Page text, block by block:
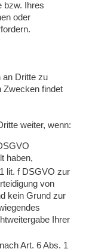
bzw. Ihres
oder
an Dritte zu
Zwecken findet
weiter, wenn:
haben,
lit. f DSGVO zur
von
kein Grund zur
Ihrer
Art. 6 Abs. 1